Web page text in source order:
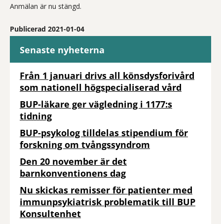
Anmälan är nu stängd.
Publicerad 2021-01-04
Senaste nyheterna
Från 1 januari drivs all könsdysforivård
som nationell högspecialiserad vård
BUP-läkare ger vägledning i 1177:s
tidning
BUP-psykolog tilldelas stipendium för
forskning om tvångssyndrom
Den 20 november är det
barnkonventionens dag
Nu skickas remisser för patienter med
immunpsykiatrisk problematik till BUP
Konsultenhet